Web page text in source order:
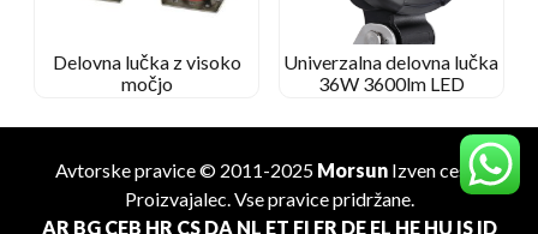
Delovna lučka z visoko
močjo
Univerzalna delovna lučka
36W 3600lm LED
Avtorske pravice © 2011-2025 MorsunIzven ceste
Proizvajalec. Vse pravice pridržane.
AR BG CEB HR CS DA NL ET FI FR DE EL HE HU IS ID